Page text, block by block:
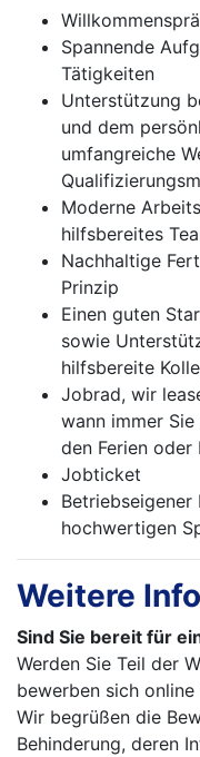
Spannende
Tätigkeiten
Unterstützung
und dem
umfangreiche
Moderne
hilfsbereites
Nachhaltige
Prinzip
Einen guten
sowie
hilfsbereite
Jobrad, wir
wann immer
den Ferien
Jobticket
hochwertigen
Weitere
Sind Sie bereit für
Werden Sie Teil der
bewerben sich
Wir begrüßen die
Behinderung, deren